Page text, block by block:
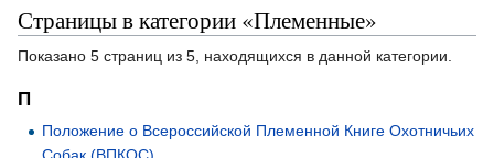
Страницы в категории «Племенные»
Показано 5 страниц из 5, находящихся в данной категории.
П
Положение о Всероссийской Племенной Книге Охотничьих